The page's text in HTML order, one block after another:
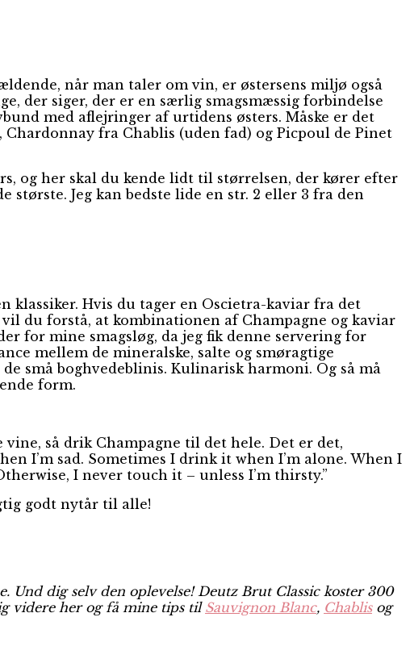
når man taler om vin, er østersens miljø også
der siger, der er en særlig smagsmæssig forbindelse
med aflejringer af urtidens østers. Måske er det
fra Chablis (uden fad) og Picpoul de Pinet
og her skal du kende lidt til størrelsen, der kører efter
Jeg kan bedste lide en str. 2 eller 3 fra den
klassiker. Hvis du tager en Oscietra-kaviar fra det
du forstå, at kombinationen af Champagne og kaviar
for mine smagsløg, da jeg fik denne servering for
mellem de mineralske, salte og smøragtige
små boghvedeblinis. Kulinarisk harmoni. Og så må
form.
så drik Champagne til det hele. Det er det,
I’m sad. Sometimes I drink it when I’m alone. When I
I never touch it – unless I’m thirsty.”
godt nytår til alle!
Und dig selv den oplevelse! Deutz Brut Classic koster 300
videre her og få mine tips til Sauvignon Blanc, Chablisog